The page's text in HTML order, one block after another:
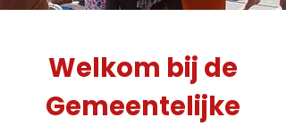
Welkom bij de
Gemeentelijke